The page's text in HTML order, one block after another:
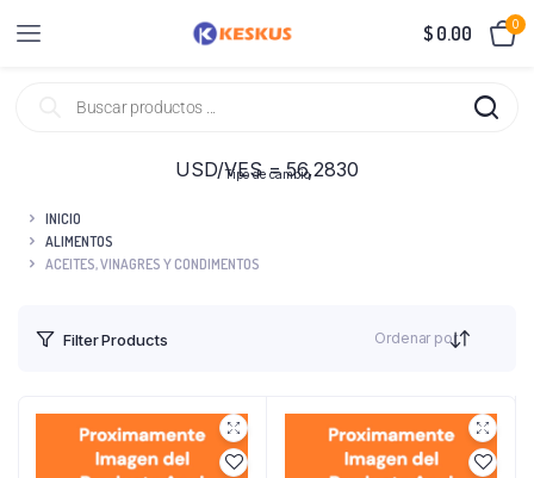
$ 0.00 0
Tipo de cambio
USD/VES = 56,2830
INICIO
ALIMENTOS
ACEITES, VINAGRES Y CONDIMENTOS
Filter Products Ordenar por